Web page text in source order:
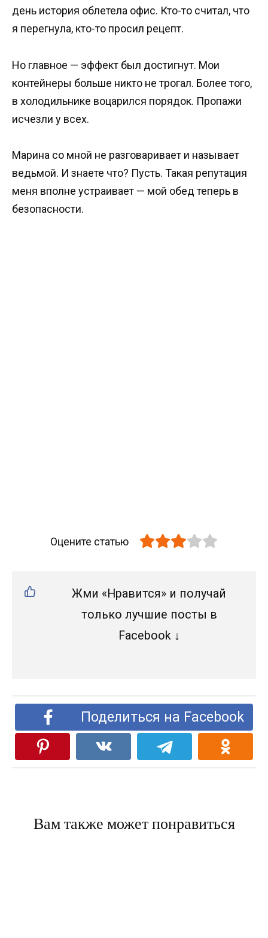
день история облетела офис. Кто-то считал, что
я перегнула, кто-то просил рецепт.
Но главное — эффект был достигнут. Мои
контейнеры больше никто не трогал. Более того,
в холодильнике воцарился порядок. Пропажи
исчезли у всех.
Марина со мной не разговаривает и называет
ведьмой. И знаете что? Пусть. Такая репутация
меня вполне устраивает — мой обед теперь в
безопасности.
Оцените статью
Жми «Нравится» и получай
только лучшие посты в
Facebook ↓
Поделиться на Facebook
Вам также может понравиться